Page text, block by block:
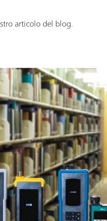
articolo del blog.